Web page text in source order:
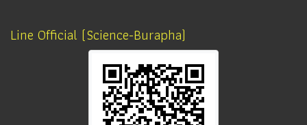
Line Official (Science-Burapha)